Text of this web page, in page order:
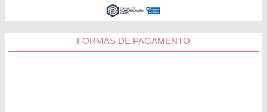
Para presentear aquela pessoa especial no Dia da Secretária,
você gostaria de uma lembrança mais singela e delicada?
exclusivas da Cestas Michelli. Só aqui você tem à disposição
buquês de flores, arranjos e flores personalizadas que são a
FORMAS DE PAGAMENTO